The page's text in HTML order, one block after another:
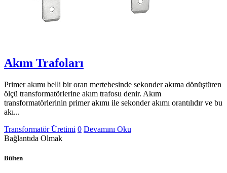
Akım Trafoları
Primer akımı belli bir oran mertebesinde sekonder akıma dönüştüren
ölçü transformatörlerine akım trafosu denir. Akım
transformatörlerinin primer akımı ile sekonder akımı orantılıdır ve bu
akı...
Transformatör Üretimi 0 Devamını Oku
Bağlantıda Olmak
Bülten